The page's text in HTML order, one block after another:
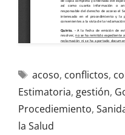
acoso, conflictos,
Estimatoria, gestión,
Procediemiento,
la Salud